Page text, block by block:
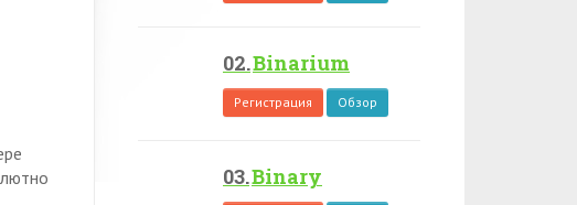
Binarium
Регистрация Обзор
Binary